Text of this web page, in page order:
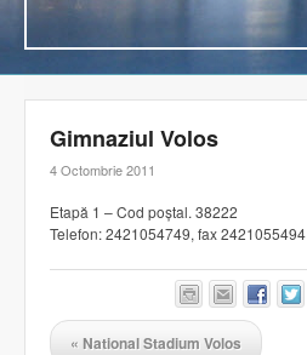
Gimnaziul Volos
4 Octombrie 2011
Etapă 1 – Cod poștal. 38222
Telefon: 2421054749, fax 2421055494
« National Stadium Volos